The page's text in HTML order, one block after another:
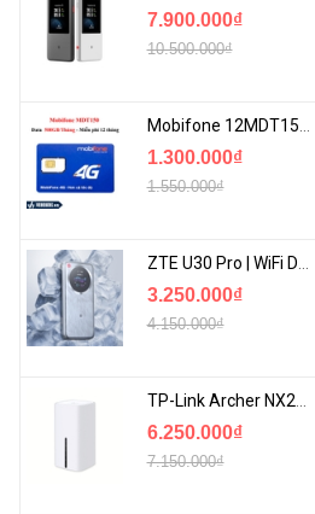
7.900.000₫
10.500.000₫
Mobifone 12MDT150 | Sim Chuyên 4G Mobifone Dung Lượng Cao 500GB/Tháng Gói 1 Năm
1.300.000₫
1.550.000₫
ZTE U30 Pro | WiFi Di Động 5G Tốc Độ Lên Đến 500Mbps, Màn Hình Cảm Ứng
3.250.000₫
4.150.000₫
TP-Link Archer NX200 | Bộ Phát WiFi Dùng Sim 5G Tốc Độ Cao Mới FullBox
6.250.000₫
7.150.000₫